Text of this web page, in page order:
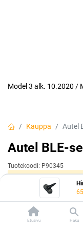
Etusivu Haku
Model 3 alk. 10.2020 /
Kauppa Autel
Autel BLE-
Tuotekoodi: P90345
Tällä tuotteella ei